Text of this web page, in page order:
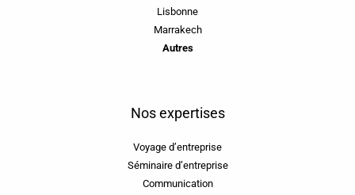
Lisbonne
Marrakech
Autres
Nos expertises
Voyage d’entreprise
Séminaire d’entreprise
Communication